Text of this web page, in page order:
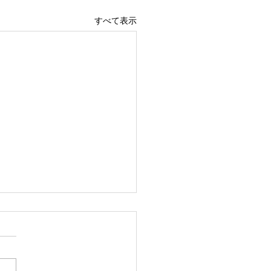
すべて表示
休日
日）・6/14（日）・